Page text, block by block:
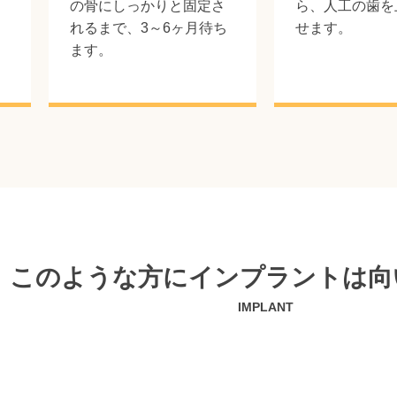
の骨にしっかりと固定さ
れるまで、3～6ヶ月待ち
ます。
ら、人工の歯
せます。
このような方にインプラントは
IMPLANT